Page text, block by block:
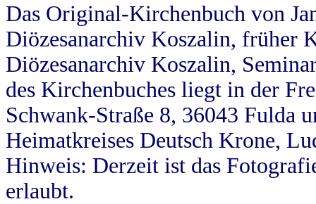
Das Original-Kirchenbuch von
Diözesanarchiv Koszalin, früher
Diözesanarchiv Koszalin,
des Kirchenbuches liegt in der
Schwank-Straße 8, 36043 Fulda
Heimatkreises Deutsch Krone,
Hinweis: Derzeit ist das
erlaubt.